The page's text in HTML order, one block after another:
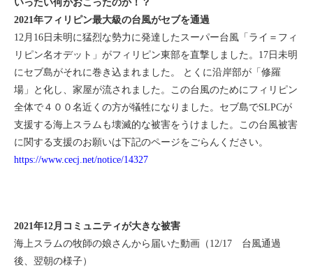
いったい何がおこったのか！？
2021年フィリピン最大級の台風がセブを通過
12月16日未明に猛烈な勢力に発達したスーパー台風「ライ＝フィ
リピン名オデット」がフィリピン東部を直撃しました。17日未明
にセブ島がそれに巻き込まれました。 とくに沿岸部が「修羅
場」と化し、家屋が流されました。この台風のためにフィリピン
全体で４００名近くの方が犠牲になりました。セブ島でSLPCが
支援する海上スラムも壊滅的な被害をうけました。この台風被害
に関する支援のお願いは下記のページをごらんください。
https://www.cecj.net/notice/14327
2021年12月コミュニティが大きな被害
海上スラムの牧師の娘さんから届いた動画（12/17 台風通過
後、翌朝の様子）